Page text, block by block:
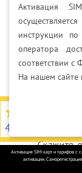
Скажите,
Активация SIM-карт и тарифов с
активации.
4566 отзывов
Активация
инструкции
оператора
соответствии
На нашем